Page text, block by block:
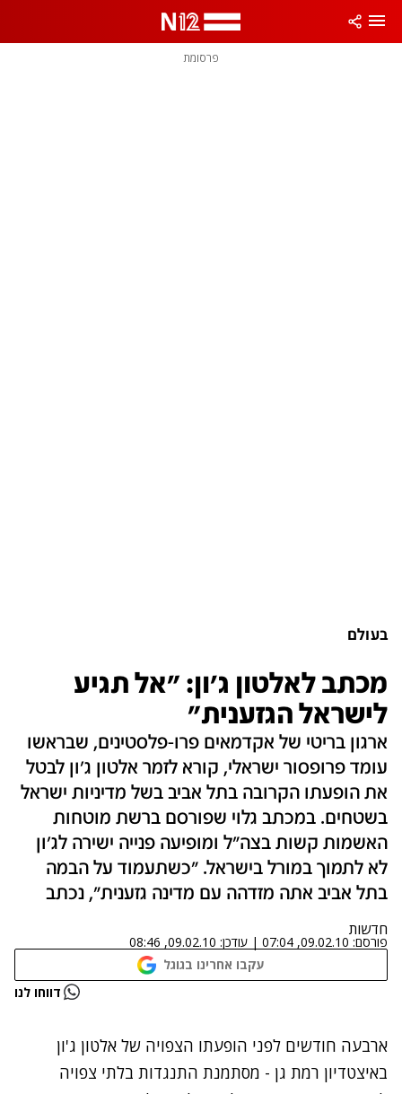
פרסומת
בעולם
מכתב לאלטון ג'ון: "אל תגיע
לישראל הגזענית"
ארגון בריטי של אקדמאים פרו-פלסטינים, שבראשו
עומד פרופסור ישראלי, קורא לזמר אלטון ג'ון לבטל
את הופעתו הקרובה בתל אביב בשל מדיניות ישראל
בשטחים. במכתב גלוי שפורסם ברשת מוטחות
האשמות קשות בצה"ל ומופיעה פנייה ישירה לג'ון
לא לתמוך במורל בישראל. "כשתעמוד על הבמה
בתל אביב אתה מזדהה עם מדינה גזענית", נכתב
חדשות
פורסם: 09.02.10, 07:04
| עודכן: 09.02.10, 08:46
עקבו אחרינו בגוגל
נתקלנו בבעיה דווחו לנו
ארבעה חודשים לפני הופעתו הצפויה של אלטון ג'ון
באיצטדיון רמת גן - מסתמנת התנגדות בלתי צפויה